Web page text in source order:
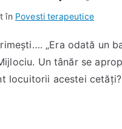
în Povesti terapeutice
„Era odată un
Un tânăr se
locuitorii acestei